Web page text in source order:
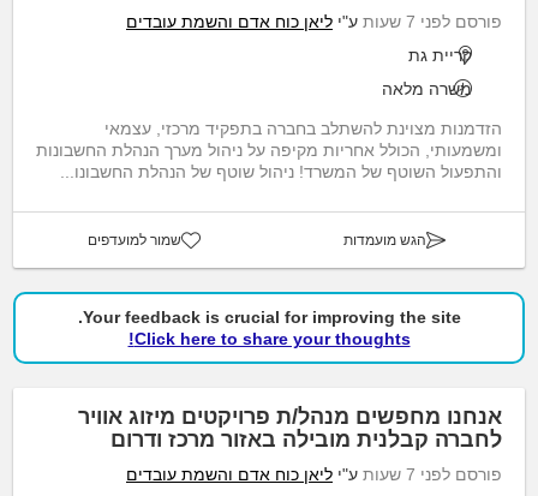
פורסם לפני 7 שעות ע"י ליאן כוח אדם והשמת עובדים
קריית גת
משרה מלאה
הזדמנות מצוינת להשתלב בחברה בתפקיד מרכזי, עצמאי
ומשמעותי, הכולל אחריות מקיפה על ניהול מערך הנהלת החשבונות
והתפעול השוטף של המשרד! ניהול שוטף של הנהלת החשבונו...
הגש מועמדות שמור למועדפים
Your feedback is crucial for improving the site.
Click here to share your thoughts!
אנחנו מחפשים מנהל/ת פרויקטים מיזוג אוויר
לחברה קבלנית מובילה באזור מרכז ודרום
פורסם לפני 7 שעות ע"י ליאן כוח אדם והשמת עובדים